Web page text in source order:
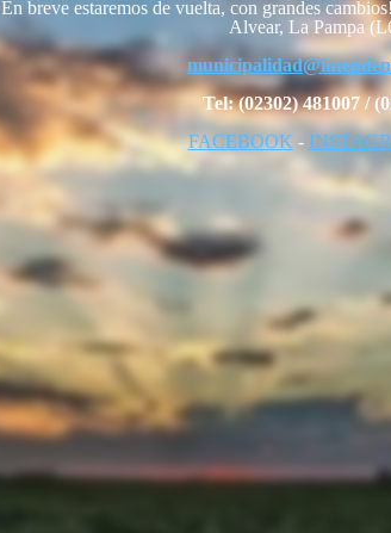
En breve estaremos de vuelta, con grandes
Alvear, La Pampa
Tel: (02302) 481007 /
FACEBOOK -